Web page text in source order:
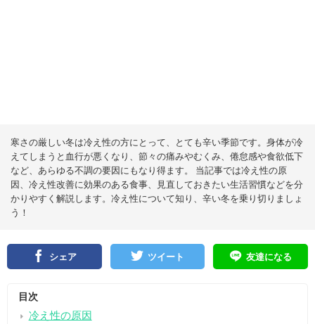
寒さの厳しい冬は冷え性の方にとって、とても辛い季節です。身体が冷
えてしまうと血行が悪くなり、節々の痛みやむくみ、倦怠感や食欲低下
など、あらゆる不調の要因にもなり得ます。 当記事では冷え性の原
因、冷え性改善に効果のある食事、見直しておきたい生活習慣などを分
かりやすく解説します。冷え性について知り、辛い冬を乗り切りましょ
う！
シェア ツイート 友達になる
目次
冷え性の原因